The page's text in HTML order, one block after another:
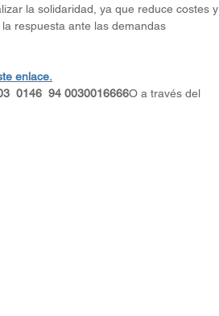
la solidaridad, ya que reduce costes y
respuesta ante las demandas
enlace.
0146  94 0030016666O a través del